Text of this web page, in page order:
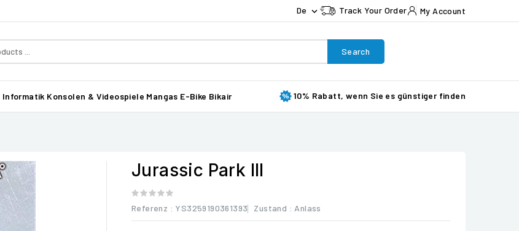
De  Track Your Order My Account
Search
Informatik Konsolen & Videospiele Mangas E-Bike Bikair 10% Rabatt, wenn Sie es günstiger finden
Jurassic Park III
Referenz : YS3259190361393 Zustand : Anlass